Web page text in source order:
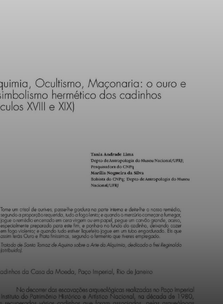
La Rev. Industrial
cambió todo. La
lo racional. El arte
debía reflejar
emociones e
ideas, no solo lo
que se veía.